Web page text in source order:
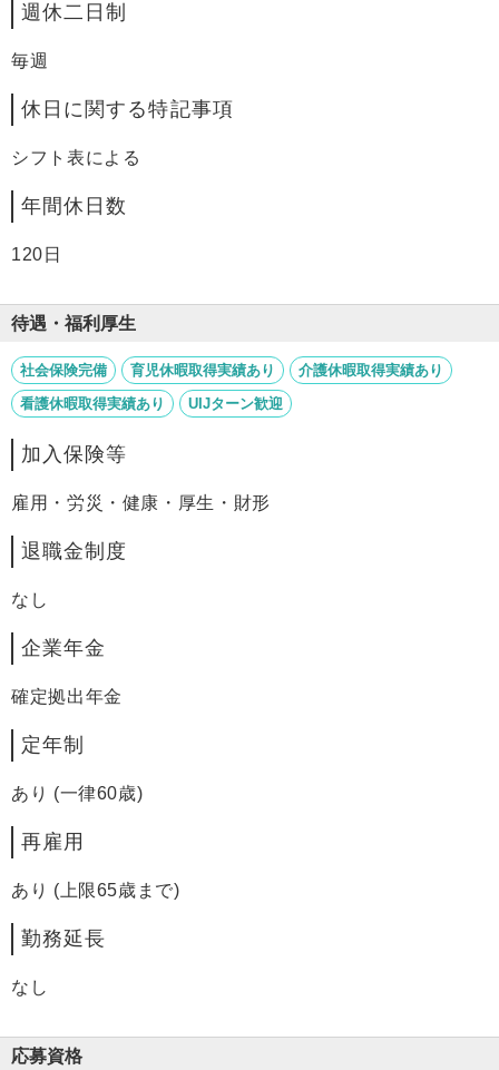
週休二日制
毎週
休日に関する特記事項
シフト表による
年間休日数
120日
待遇・福利厚生
社会保険完備 育児休暇取得実績あり
介護休暇取得実績あり
看護休暇取得実績あり
UIJターン歓迎
加入保険等
雇用・労災・健康・厚生・財形
退職金制度
なし
企業年金
確定拠出年金
定年制
あり (一律60歳)
再雇用
あり (上限65歳まで)
勤務延長
なし
応募資格